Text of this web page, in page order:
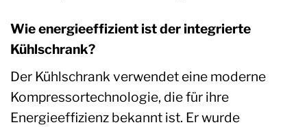
Wie energieeffizient ist der integrierte
Kühlschrank?
Der Kühlschrank verwendet eine moderne
Kompressortechnologie, die für ihre
Energieeffizienz bekannt ist. Er wurde